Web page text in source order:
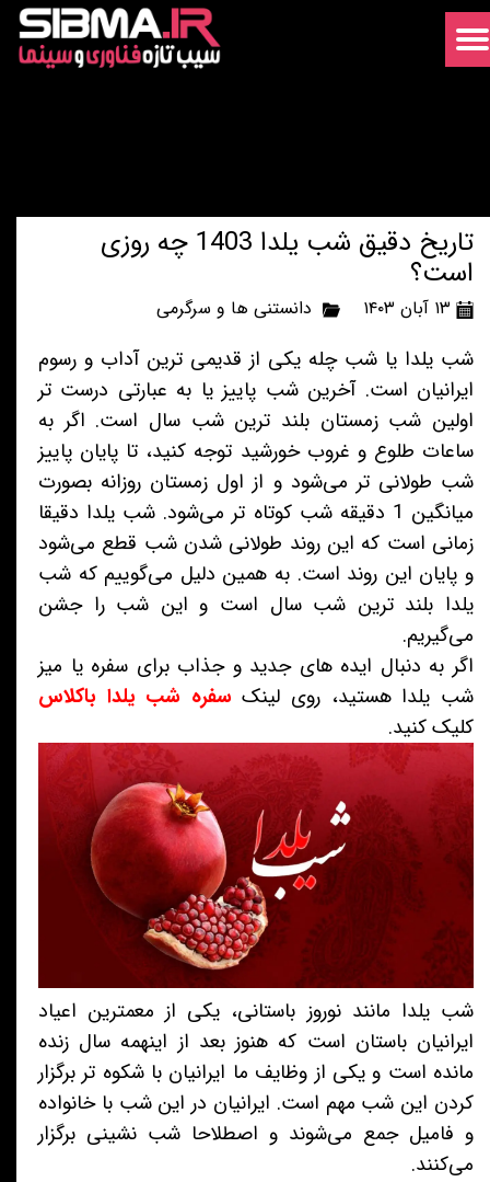
تاریخ دقیق شب یلدا 1403 چه روزی
است؟
۱۳ آبان ۱۴۰۳ دانستنی ها و سرگرمی
شب یلدا یا شب چله یکی از قدیمی ترین آداب و رسوم
ایرانیان است. آخرین شب پاییز یا به عبارتی درست تر
اولین شب زمستان بلند ترین شب سال است. اگر به
ساعات طلوع و غروب خورشید توجه کنید، تا پایان پاییز
شب طولانی تر می‌شود و از اول زمستان روزانه بصورت
میانگین 1 دقیقه شب کوتاه تر می‌شود. شب یلدا دقیقا
زمانی است که این روند طولانی شدن شب قطع می‌شود
و پایان این روند است. به همین دلیل می‌گوییم که شب
یلدا بلند ترین شب سال است و این شب را جشن
می‌گیریم.
اگر به دنبال ایده های جدید و جذاب برای سفره یا میز
شب یلدا هستید، روی لینک سفره شب یلدا باکلاس
کلیک کنید.
شب یلدا مانند نوروز باستانی، یکی از معمترین اعیاد
ایرانیان باستان است که هنوز بعد از اینهمه سال زنده
مانده است و یکی از وظایف ما ایرانیان با شکوه تر برگزار
کردن این شب مهم است. ایرانیان در این شب با خانواده
و فامیل جمع می‌شوند و اصطلاحا شب نشینی برگزار
می‌کنند.